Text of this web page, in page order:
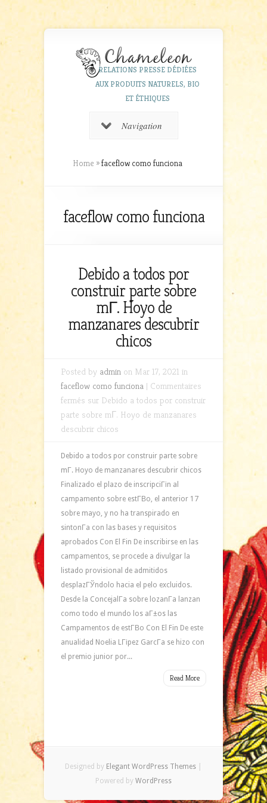
RELATIONS PRESSE DÉDIÉES
AUX PRODUITS NATURELS, BIO
ET ÉTHIQUES
Navigation
Home »faceflow como funciona
faceflow como funciona
Debido a todos por
construir parte sobre
mГ­. Hoyo de
manzanares descubrir
chicos
Posted by admin on Mar 17, 2021 in
faceflow como funciona | Commentaires
fermés sur Debido a todos por construir
parte sobre mГ­. Hoyo de manzanares
descubrir chicos
Debido a todos por construir parte sobre
mГ­. Hoyo de manzanares descubrir chicos
Finalizado el plazo de inscripciГіn al
campamento sobre estГ­В­o, el anterior 17
sobre mayo, y no ha transpirado en
sintonГ­a con las bases y requisitos
aprobados Con El Fin De inscribirse en las
campamentos, se procede a divulgar la
listado provisional de admitidos
desplazГЎndolo hacia el pelo excluidos.
Desde la ConcejalГ­a sobre lozanГ­a lanzan
como todo el mundo los aГ±os las
Campamentos de estГ­В­o Con El Fin De este
anualidad Noelia LГіpez GarcГ­a se hizo con
el premio junior por...
Read More
Designed by Elegant WordPress Themes
Powered by WordPress